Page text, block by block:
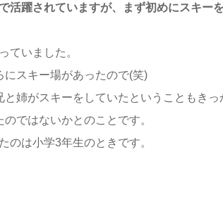
活躍されていますが、まず初めにスキー
ていました。
スキー場があったので(笑)
姉がスキーをしていたということもきっ
ではないかとのことです。
のは小学3年生のときです。